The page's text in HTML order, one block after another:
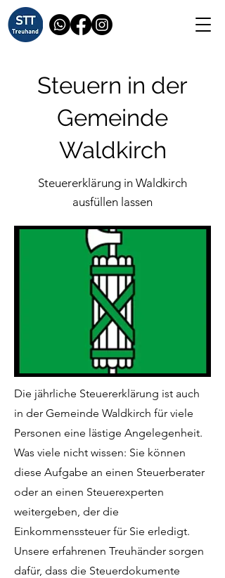
Steuern in der
Gemeinde
Waldkirch
Steuererklärung in Waldkirch
ausfüllen lassen
Die jährliche Steuererklärung ist auch
in der Gemeinde Waldkirch für viele
Personen eine lästige Angelegenheit.
Was viele nicht wissen: Sie können
diese Aufgabe an einen Steuerberater
oder an einen Steuerexperten
weitergeben, der die
Einkommenssteuer für Sie erledigt.
Unsere erfahrenen Treuhänder sorgen
dafür, dass die Steuerdokumente